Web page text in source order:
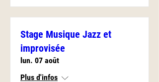
Stage Musique Jazz et
improvisée
lun. 07 août
Plus d'infos